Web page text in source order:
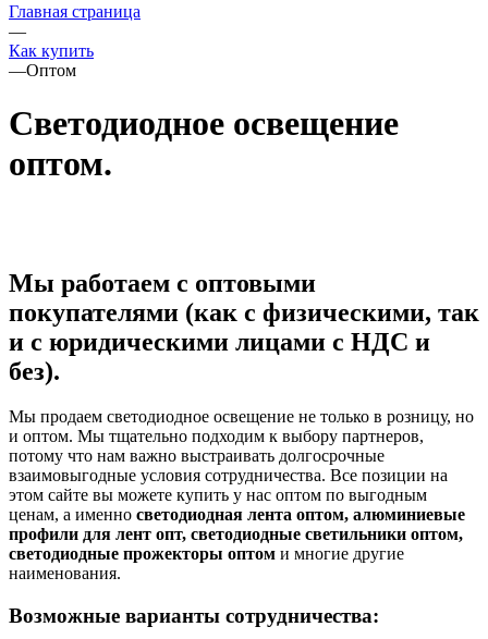
Главная страница
—
Как купить
—Оптом
Светодиодное освещение
оптом.
Мы работаем с оптовыми
покупателями (как с физическими, так
и с юридическими лицами с НДС и
без).
Мы продаем светодиодное освещение не только в розницу, но
и оптом. Мы тщательно подходим к выбору партнеров,
потому что нам важно выстраивать долгосрочные
взаимовыгодные условия сотрудничества. Все позиции на
этом сайте вы можете купить у нас оптом по выгодным
ценам, а именно светодиодная лента оптом, алюминиевые
профили для лент опт, светодиодные светильники оптом,
светодиодные прожекторы оптом и многие другие
наименования.
Возможные варианты сотрудничества: